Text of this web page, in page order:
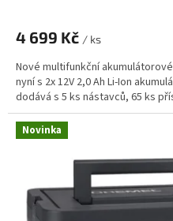
4 699 Kč / ks
Nové multifunkční
nyní s 2x 12V 2,0 Ah Li-Ion
dodává s 5 ks nástavců, 65 ks
Novinka